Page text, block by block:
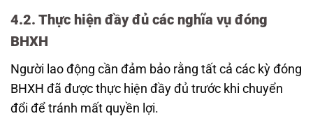
4.2. Thực hiện đầy đủ các nghĩa vụ đóng
BHXH
Người lao động cần đảm bảo rằng tất cả các kỳ đóng
BHXH đã được thực hiện đầy đủ trước khi chuyển
đổi để tránh mất quyền lợi.